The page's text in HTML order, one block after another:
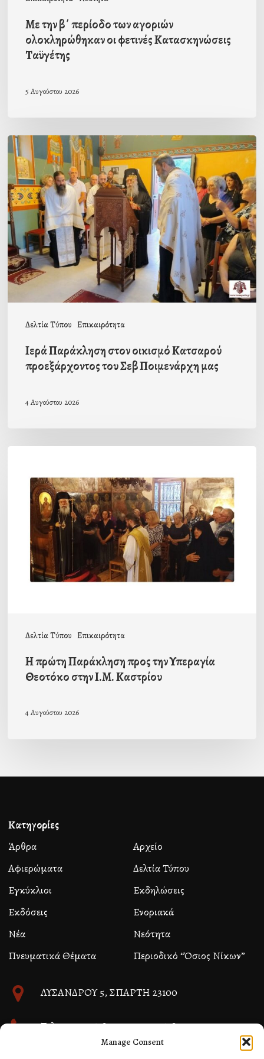
Manage Consent
Με την β΄ περίοδο των αγοριών
ολοκληρώθηκαν οι φετινές Κατασκηνώσεις
Ταϋγέτης
5 Αυγούστου 2026
Δελτία Τύπου Επικαιρότητα
Ιερά
Παράκληση
στον
οικισμό
Κατσαρού
προεξάρχοντος
του
Σεβ
Ιερά Παράκληση στον οικισμό Κατσαρού
προεξάρχοντος του Σεβ Ποιμενάρχη μας
4 Αυγούστου 2026
Δελτία Τύπου Επικαιρότητα
πρώτη
Παράκληση
Υπεραγία
Θεοτόκο
Η πρώτη Παράκληση προς την Υπεραγία
Θεοτόκο στην Ι.Μ. Καστρίου
4 Αυγούστου 2026
Κατηγορίες
Άρθρα
Αρχείο
Αφιερώματα
Δελτία Τύπου
Εγκύκλιοι
Εκδηλώσεις
Εκδόσεις
Ενοριακά
Νέα
Νεότητα
Πνευματικά Θέματα
Περιοδικό “Όσιος Νίκων”
ΛΥΣΑΝΔΡΟΥ 5, ΣΠΑΡΤΗ 23100
Τηλ. 27310 26580 και 27310 26581